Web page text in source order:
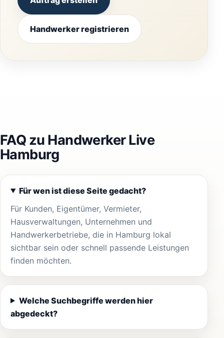
Handwerker registrieren
FAQ zu Handwerker Live
Hamburg
Für wen ist diese Seite gedacht?
Für Kunden, Eigentümer, Vermieter,
Hausverwaltungen, Unternehmen und
Handwerkerbetriebe, die in Hamburg lokal
sichtbar sein oder schnell passende Leistungen
finden möchten.
Welche Suchbegriffe werden hier
abgedeckt?